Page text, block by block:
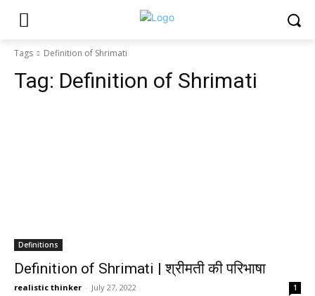
Tags Definition of Shrimati
Tag: Definition of Shrimati
Definitions
Definition of Shrimati | श्रीमती की परिभाषा
realistic thinker - July 27, 2022 1